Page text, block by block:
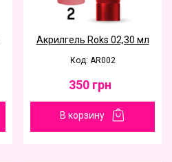
Акрилгель Roks 02,30 мл
Код: AR002
350 грн
В корзину